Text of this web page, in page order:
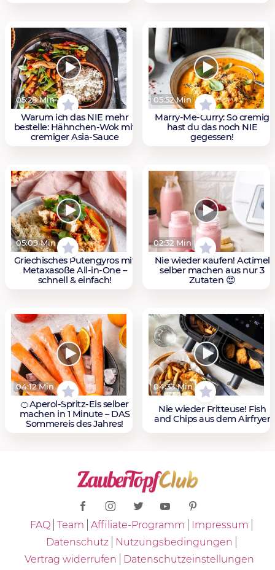
05:28 Min
Warum ich das NIE mehr
bestelle: Hähnchen-Wok mit
cremiger Asia-Sauce
05:52 Min
Marry-Me-Curry: So cremig
hast du das noch NIE
gegessen!
05:09 Min
Griechisches Putengyros mit
Metaxasoße All-in-One –
schnell & einfach!
02:32 Min
Nie wieder kaufen! Actimel
selber machen aus nur 3
Zutaten 😍
04:12 Min
🍊Aperol-Spritz-Eis selber
machen in 1 Minute – DAS
Sommereis des Jahres!
04:33 Min
Nie wieder Fritteuse! Fish
and Chips aus dem Airfryer
FAQ Team Affiliate-Programm
Impressum
Datenschutz
Nutzungsbedingungen
Vertrag widerrufen
Datenschutzeinstellungen